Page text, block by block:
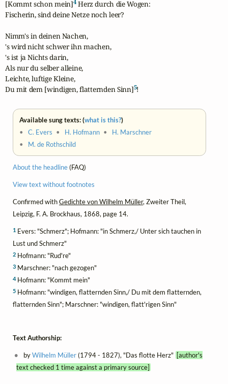
[Kommt schon mein]4 Herz durch die Wogen:
Fischerin, sind deine Netze noch leer?
Nimm's in deinen Nachen,
's wird nicht schwer ihn machen,
's ist ja Nichts darin,
Als nur du selber alleine,
Leichte, luftige Kleine,
Du mit dem [windigen, flatternden Sinn]5!
Available sung texts: (what is this?)
•C. Evers • H. Hofmann • H. Marschner
• M. de Rothschild
About the headline(FAQ)
View text without footnotes
Confirmed withGedichte von Wilhelm Müller, Zweiter Theil,
Leipzig, F. A. Brockhaus, 1868, page 14.
1 Evers: "Schmerz"; Hofmann: "in Schmerz,/ Unter sich tauchen in
Lust und Schmerz"
2 Hofmann: "Rud're"
3 Marschner: "nach gezogen"
4Hofmann: "Kommt mein"
5 Hofmann: "windigen, flatternden Sinn,/ Du mit dem flatternden,
flatternden Sinn"; Marschner: "windigen, flatt'rigen Sinn"
Text Authorship:
byWilhelm Müller(1794 - 1827), "Das flotte Herz" [author's
text checked 1 time against a primary source]